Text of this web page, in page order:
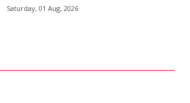
Saturday, 01 Aug, 2026